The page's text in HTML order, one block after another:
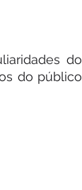
do
do público